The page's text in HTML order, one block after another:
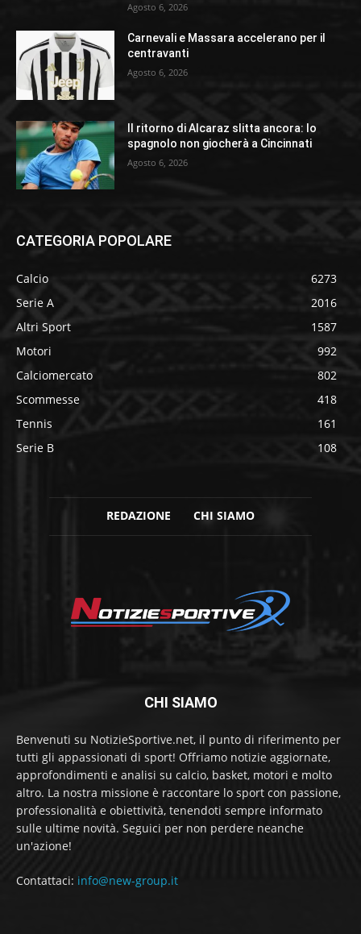
Agosto 6, 2026
Carnevali e Massara accelerano per il
centravanti
Agosto 6, 2026
Il ritorno di Alcaraz slitta ancora: lo
spagnolo non giocherà a Cincinnati
Agosto 6, 2026
CATEGORIA POPOLARE
Calcio
6273
Serie A
2016
Altri Sport
1587
Motori
992
Calciomercato
802
Scommesse
418
Tennis
161
Serie B
108
REDAZIONE CHI SIAMO
CHI SIAMO
Benvenuti su NotizieSportive.net, il punto di riferimento per
tutti gli appassionati di sport! Offriamo notizie aggiornate,
approfondimenti e analisi su calcio, basket, motori e molto
altro. La nostra missione è raccontare lo sport con passione,
professionalità e obiettività, tenendoti sempre informato
sulle ultime novità. Seguici per non perdere neanche
un'azione!
Contattaci: info@new-group.it